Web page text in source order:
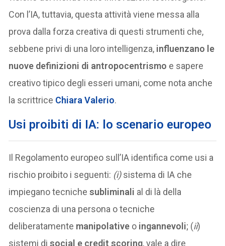
Con l’IA, tuttavia, questa attività viene messa alla
prova dalla forza creativa di questi strumenti che,
sebbene privi di una loro intelligenza, influenzano le
nuove definizioni di antropocentrismo e sapere
creativo tipico degli esseri umani, come nota anche
la scrittrice Chiara Valerio.
Usi proibiti di IA: lo scenario europeo
Il Regolamento europeo sull’IA identifica come usi a
rischio proibito i seguenti: (i)sistema di IA che
impiegano tecnichesubliminali al di là della
coscienza di una persona o tecniche
deliberatamente manipolative o ingannevoli; (ii)
sistemi disocial e credit scoring, vale a dire